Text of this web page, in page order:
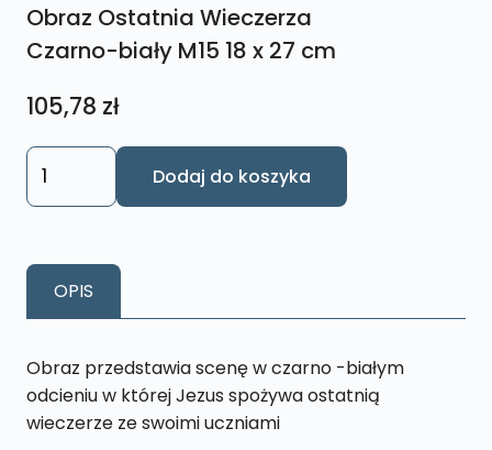
Obraz Ostatnia Wieczerza
Czarno-biały M15 18 x 27 cm
105,78 zł
ilość
Obraz
Czarno-
biały
18
x
27
Dodaj do koszyka
OPIS
Obraz przedstawia scenę w czarno -białym
odcieniu w której Jezus spożywa ostatnią
wieczerze ze swoimi uczniami